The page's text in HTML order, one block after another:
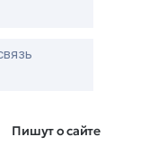
Пишут о сайте